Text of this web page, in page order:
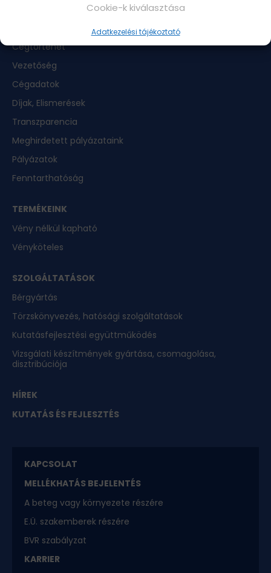
Cookie-k kiválasztása
Adatkezelési tájékoztató
Cégtörténet
Vezetőség
Cégadatok
Díjak, Elismerések
Transzparencia
Meghirdetett pályázataink
Pályázatok
Fenntarthatóság
TERMÉKEINK
Vény nélkül kapható
Vényköteles
SZOLGÁLTATÁSOK
Bérgyártás
Törzskönyvezés, hatósági szolgáltatások
Kutatásfejlesztési együttműködés
Vizsgálati készítmények gyártása, csomagolása,
disztribúciója
HÍREK
KUTATÁS ÉS FEJLESZTÉS
KAPCSOLAT
MELLÉKHATÁS BEJELENTÉS
A beteg vagy környezete részére
E.Ü. szakemberek részére
BVR szabályzat
KARRIER